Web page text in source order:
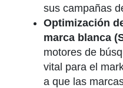
sus campañas
Optimización
marca blanca
motores de
vital para el
a que las